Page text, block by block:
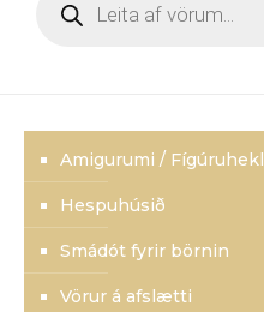
search
Amigurumi / Fígúruhekl
Hespuhúsið
Smádót fyrir börnin
Vörur á afslætti